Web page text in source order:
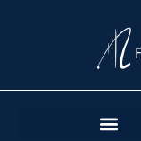
I Rotary
Pisa
Franco